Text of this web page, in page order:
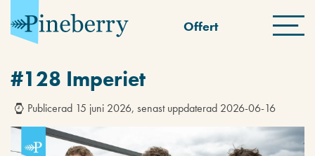
Offert
#128 Imperiet
Publicerad 15 juni 2026, senast uppdaterad 2026-06-16